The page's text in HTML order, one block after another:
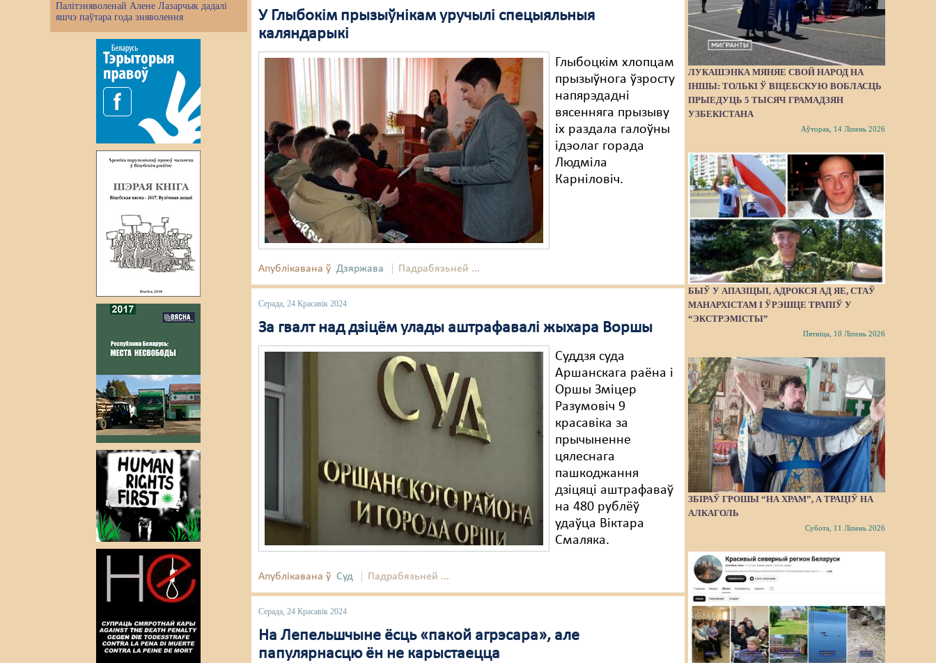
Палітзняволенай Алене Лазарчык дадалі
яшчэ паўтара года зняволення
У Глыбокім прызыўнікам уручылі спецыяльныя
каляндарыкі
Глыбоцкім хлопцам
прызыўнога ўзросту
напярэдадні
вясенняга прызыву
іх раздала галоўны
ідэолаг горада
Людміла
Карніловіч.
Апублікавана ў Дзяржава Падрабязьней ...
Серада, 24 Красавік 2024
За гвалт над дзіцём улады аштрафавалі жыхара Воршы
Суддзя суда
Аршанскага раёна і
Оршы Зміцер
Разумовіч 9
красавіка за
прычыненне
цялеснага
пашкоджання
дзіцяці аштрафаваў
на 480 рублёў
удаўца Віктара
Смаляка.
Апублікавана ў Суд Падрабязьней ...
Серада, 24 Красавік 2024
На Лепельшчыне ёсць «пакой агрэсара», але
папулярнасцю ён не карыстаецца
ЛУКАШЭНКА МЯНЯЕ СВОЙ НАРОД НА
ІНШЫ: ТОЛЬКІ Ў ВІЦЕБСКУЮ ВОБЛАСЦЬ
ПРЫЕДУЦЬ 5 ТЫСЯЧ ГРАМАДЗЯН
УЗБЕКІСТАНА
Аўторак, 14 Ліпень 2026
БЫЎ У АПАЗІЦЫІ, АДРОКСЯ АД ЯЕ, СТАЎ
МАНАРХІСТАМ І ЎРЭШЦЕ ТРАПІЎ У
“ЭКСТРЭМІСТЫ”
Пятніца, 10 Ліпень 2026
ЗБІРАЎ ГРОШЫ “НА ХРАМ”, А ТРАЦІЎ НА
АЛКАГОЛЬ
Субота, 11 Ліпень 2026